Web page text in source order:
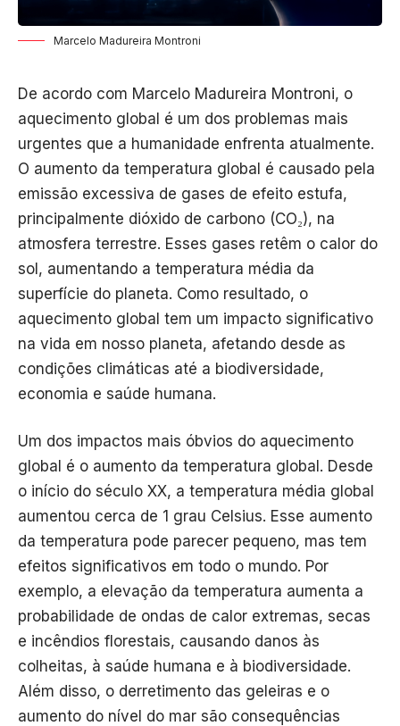
Marcelo Madureira Montroni
De acordo com Marcelo Madureira Montroni, o
aquecimento global é um dos problemas mais
urgentes que a humanidade enfrenta atualmente.
O aumento da temperatura global é causado pela
emissão excessiva de gases de efeito estufa,
principalmente dióxido de carbono (CO₂), na
atmosfera terrestre. Esses gases retêm o calor do
sol, aumentando a temperatura média da
superfície do planeta. Como resultado, o
aquecimento global tem um impacto significativo
na vida em nosso planeta, afetando desde as
condições climáticas até a biodiversidade,
economia e saúde humana.
Um dos impactos mais óbvios do aquecimento
global é o aumento da temperatura global. Desde
o início do século XX, a temperatura média global
aumentou cerca de 1 grau Celsius. Esse aumento
da temperatura pode parecer pequeno, mas tem
efeitos significativos em todo o mundo. Por
exemplo, a elevação da temperatura aumenta a
probabilidade de ondas de calor extremas, secas
e incêndios florestais, causando danos às
colheitas, à saúde humana e à biodiversidade.
Além disso, o derretimento das geleiras e o
aumento do nível do mar são consequências